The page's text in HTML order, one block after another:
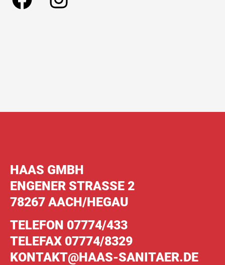
HAAS GMBH
ENGENER STRASSE 2
78267 AACH/HEGAU
TELEFON 07774/433
TELEFAX 07774/8329
KONTAKT@HAAS-SANITAER.DE